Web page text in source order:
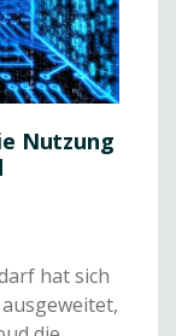
Nutzung
hat sich